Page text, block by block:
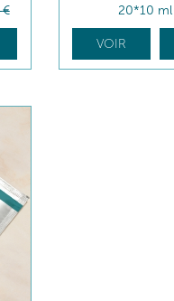
€ 20*10 ml
VOIR